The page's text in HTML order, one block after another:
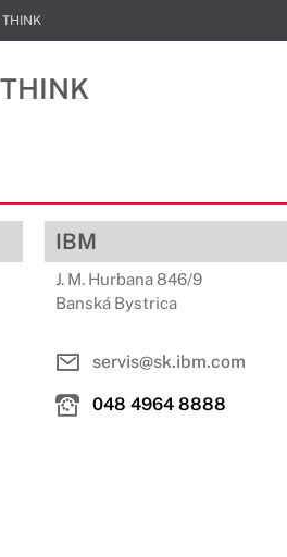
IBM
J. M. Hurbana 846/9
Banská Bystrica
servis@sk.ibm.com
048 4964 8888